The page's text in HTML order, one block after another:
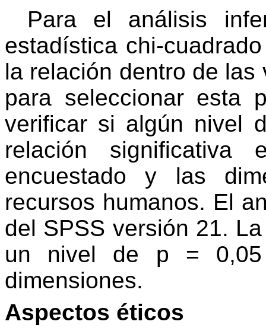
Para el análisis
estadística chi-
la relación dentro de
para seleccionar esta
verificar si algún nivel
relación significativa
encuestado y las
recursos humanos. El
del SPSS versión 21.
un nivel de p =
dimensiones.
Aspectos éticos